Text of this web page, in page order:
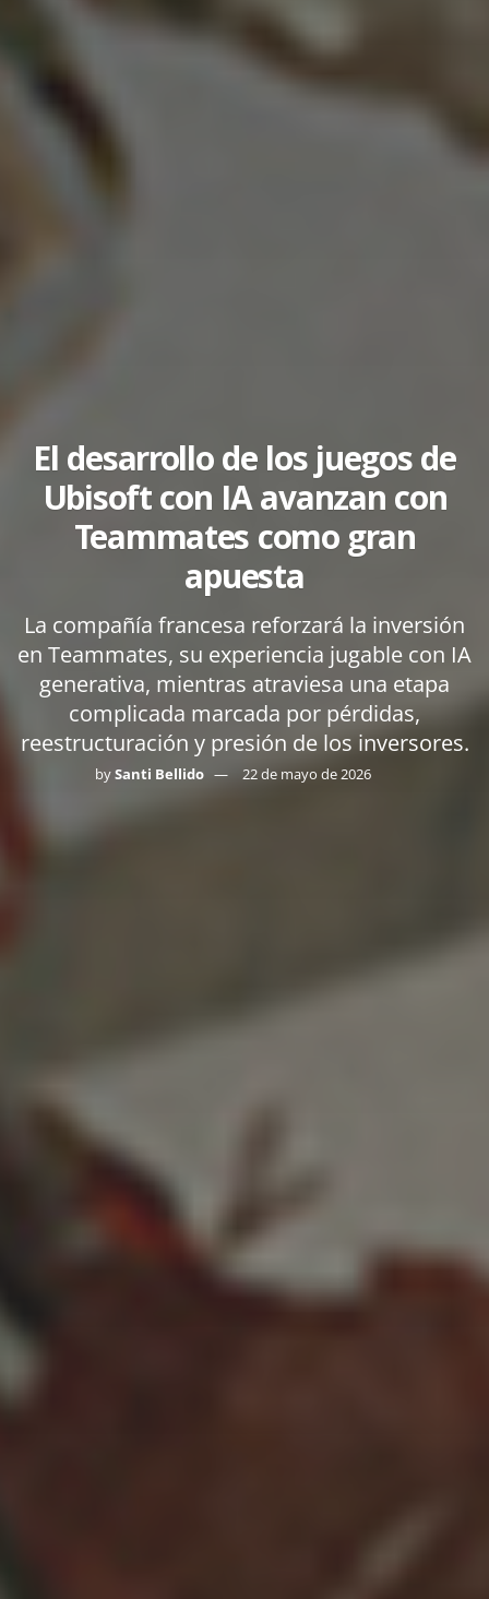
El desarrollo de los juegos de
Ubisoft con IA avanzan con
Teammates como gran
apuesta
La compañía francesa reforzará la inversión
en Teammates, su experiencia jugable con IA
generativa, mientras atraviesa una etapa
complicada marcada por pérdidas,
reestructuración y presión de los inversores.
bySanti Bellido 22 de mayo de 2026